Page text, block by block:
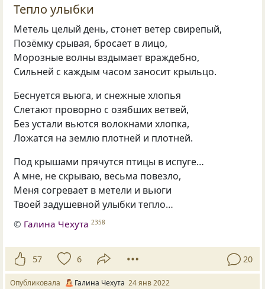
Тепло улыбки
Метель целый день, стонет ветер свирепый,
Позёмку срывая, бросает в лицо,
Морозные волны вздымает враждебно,
Сильней с каждым часом заносит крыльцо.
Беснуется вьюга, и снежные хлопья
Слетают проворно с озябших ветвей,
Без устали вьются волокнами хлопка,
Ложатся на землю плотней и плотней.
Под крышами прячутся птицы в испуге…
А мне, не скрываю, весьма повезло,
Меня согревает в метели и вьюги
Твоей задушевной улыбки тепло…
© Галина Чехута 2358
57 6 20
Опубликовала Галина Чехута 24 янв 2022